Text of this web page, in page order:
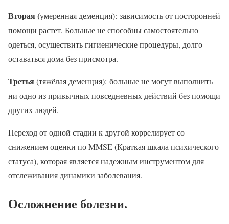
Вторая (умеренная деменция): зависимость от посторонней
помощи растет. Больные не способны самостоятельно
одеться, осуществить гигиенические процедуры, долго
оставаться дома без присмотра.
Третья(тяжёлая деменция): больные не могут выполнить
ни одно из привычных повседневных действий без помощи
других людей.
Переход от одной стадии к другой коррелирует со
снижением оценки по MMSE (Краткая шкала психического
статуса), которая является надежным инструментом для
отслеживания динамики заболевания.
Осложнение болезни.